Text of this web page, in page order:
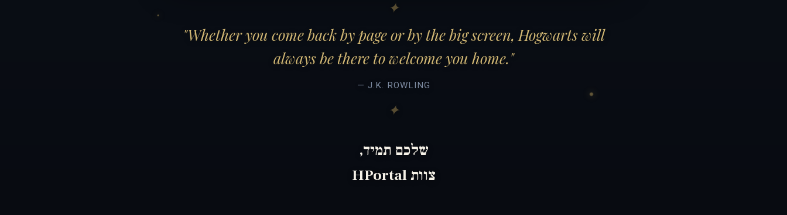
"Whether you come back by page or by the big screen, Hogwarts will
always be there to welcome you home."
— J.K. ROWLING
שלכם תמיד,
צוות HPortal